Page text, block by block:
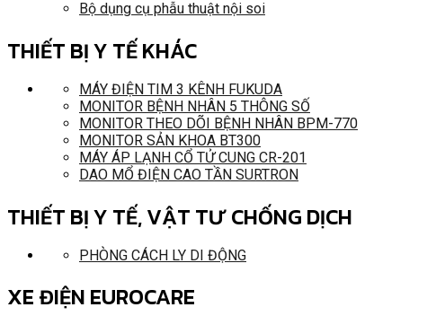
Bộ dụng cụ phẫu thuật nội soi
THIẾT BỊ Y TẾ KHÁC
MÁY ĐIỆN TIM 3 KÊNH FUKUDA
MONITOR BỆNH NHÂN 5 THÔNG SỐ
MONITOR THEO DÕI BỆNH NHÂN BPM-770
MONITOR SẢN KHOA BT300
MÁY ÁP LẠNH CỔ TỬ CUNG CR-201
DAO MỔ ĐIỆN CAO TẦN SURTRON
THIẾT BỊ Y TẾ, VẬT TƯ CHỐNG DỊCH
PHÒNG CÁCH LY DI ĐỘNG
XE ĐIỆN EUROCARE